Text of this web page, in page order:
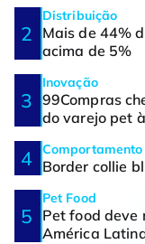
Distribuição
Mais de 44%
acima de 5%
Inovação
99Compras
do varejo pet
Comportamento
Border collie
Pet Food
Pet food deve
América